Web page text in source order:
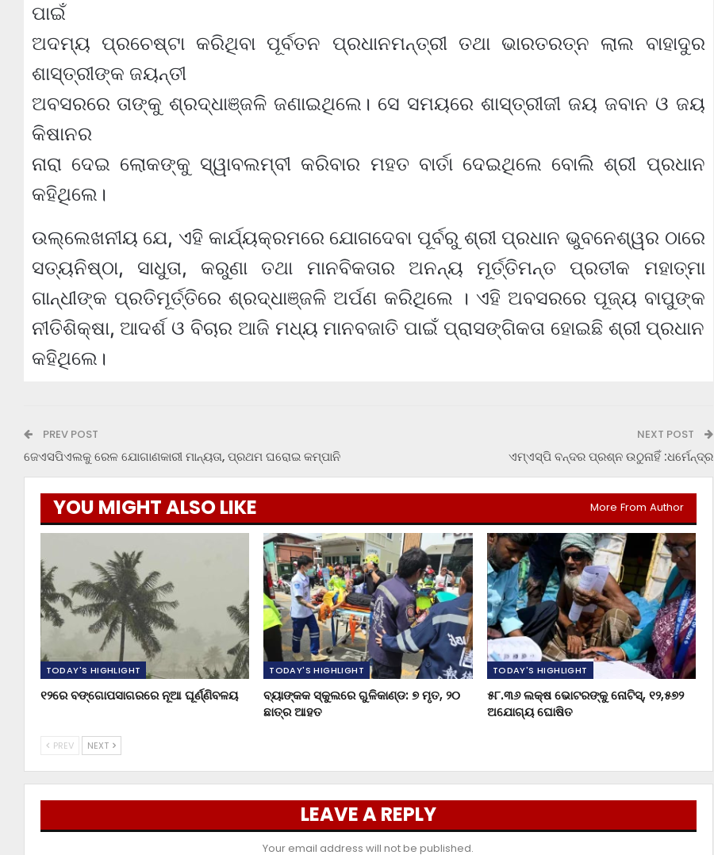
ପାଇଁ
ଅଦମ୍ୟ ପ୍ରଚେଷ୍ଟା କରିଥିବା ପୂର୍ବତନ ପ୍ରଧାନମନ୍ତ୍ରୀ ତଥା ଭାରତରତ୍ନ ଲାଲ ବାହାଦୁର
ଶାସ୍ତ୍ରୀଙ୍କ ଜୟନ୍ତୀ
ଅବସରରେ ତାଙ୍କୁ ଶ୍ରଦ୍ଧାଞ୍ଜଳି ଜଣାଇଥିଲେ। ସେ ସମୟରେ ଶାସ୍ତ୍ରୀଜୀ ଜୟ ଜବାନ ଓ ଜୟ
କିଷାନର
ନାରା ଦେଇ ଲୋକଙ୍କୁ ସ୍ୱାବଲମ୍ବୀ କରିବାର ମହତ ବାର୍ତା ଦେଇଥିଲେ ବୋଲି ଶ୍ରୀ ପ୍ରଧାନ
କହିଥିଲେ।
ଉଲ୍ଲେଖନୀୟ ଯେ, ଏହି କାର୍ଯ୍ୟକ୍ରମରେ ଯୋଗଦେବା ପୂର୍ବରୁ ଶ୍ରୀ ପ୍ରଧାନ ଭୁବନେଶ୍ୱର ଠାରେ
ସତ୍ୟନିଷ୍ଠା, ସାଧୁତା, କରୁଣା ତଥା ମାନବିକତାର ଅନନ୍ୟ ମୂର୍ତ୍ତିମନ୍ତ ପ୍ରତୀକ ମହାତ୍ମା
ଗାନ୍ଧୀଙ୍କ ପ୍ରତିମୂର୍ତ୍ତିରେ ଶ୍ରଦ୍ଧାଞ୍ଜଳି ଅର୍ପଣ କରିଥିଲେ । ଏହି ଅବସରରେ ପୂଜ୍ୟ ବାପୁଙ୍କ
ନୀତିଶିକ୍ଷା, ଆଦର୍ଶ ଓ ବିଚାର ଆଜି ମଧ୍ୟ ମାନବଜାତି ପାଇଁ ପ୍ରାସଙ୍ଗିକତା ହୋଇଛି ଶ୍ରୀ ପ୍ରଧାନ
କହିଥିଲେ।
PREV POST
ଜେଏସପିଏଲକୁ ରେଳ ଯୋଗାଣକାରୀ ମାନ୍ୟତା, ପ୍ରଥମ ଘରୋଇ କମ୍ପାନି
NEXT POST
ଏମ୍‌ଏସ୍‌ପି ବନ୍ଦର ପ୍ରଶ୍ନ ଉଠୁନାହିଁ :ଧର୍ମେନ୍ଦ୍ର
YOU MIGHT ALSO LIKE More From Author
TODAY'S HIGHLIGHT
୧୨ରେ ବଙ୍ଗୋପସାଗରରେ ନୂଆ ଘୂର୍ଣ୍ଣିବଳୟ
TODAY'S HIGHLIGHT
ବ୍ୟାଙ୍କକ ସ୍କୁଲରେ ଗୁଳିକାଣ୍ଡ: ୭ ମୃତ, ୨୦
ଛାତ୍ର ଆହତ
TODAY'S HIGHLIGHT
୫୮.୩୬ ଲକ୍ଷ ଭୋଟରଙ୍କୁ ନୋଟିସ୍‌, ୧୨,୫୭୨
ଅଯୋଗ୍ୟ ଘୋଷିତ
PREV NEXT
LEAVE A REPLY
Your email address will not be published.